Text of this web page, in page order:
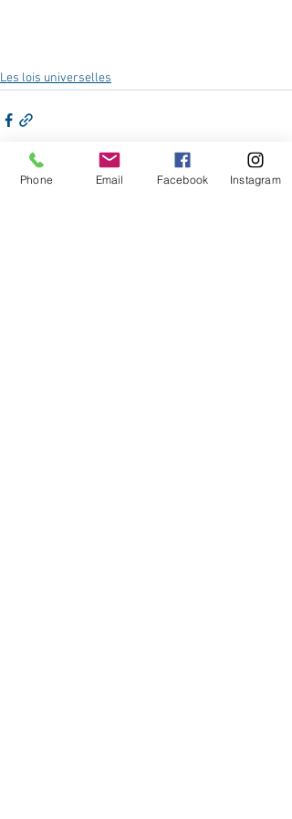
Les lois universelles
Phone Email Facebook Instagram